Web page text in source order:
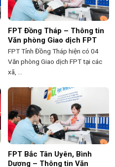
FPT Đồng Tháp – Thông tin
Văn phòng Giao dịch FPT
FPT Tỉnh Đồng Tháp hiện có 04
Văn phòng Giao dịch FPT tại các
xã, ...
FPT Bắc Tân Uyên, Bình
Dương – Thông tin Văn